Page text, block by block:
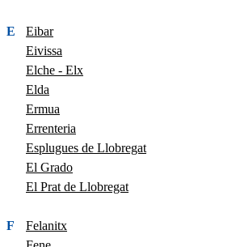
E
Eibar
Eivissa
Elche - Elx
Elda
Ermua
Errenteria
Esplugues de Llobregat
El Grado
El Prat de Llobregat
F
Felanitx